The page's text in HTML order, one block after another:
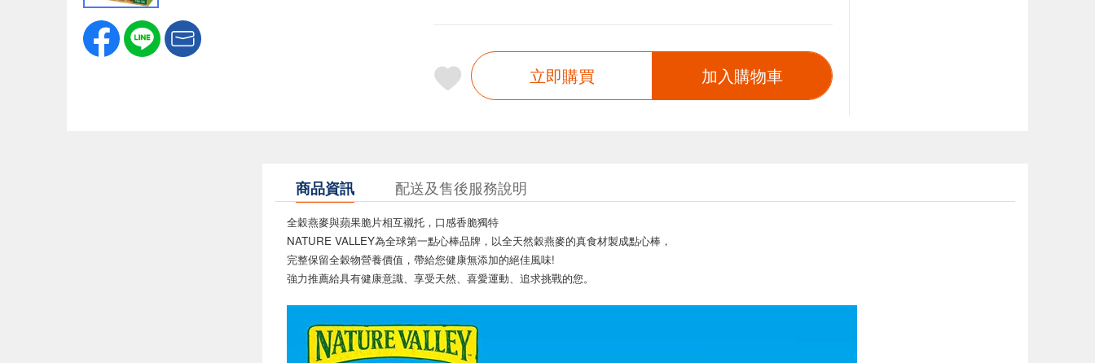
立即購買 加入購物車
商品資訊 配送及售後服務說明
全穀燕麥與蘋果脆片相互襯托，口感香脆獨特
NATURE VALLEY為全球第一點心棒品牌，以全天然穀燕麥的真食材製成點心棒，
完整保留全穀物營養價值，帶給您健康無添加的絕佳風味!
強力推薦給具有健康意識、享受天然、喜愛運動、追求挑戰的您。